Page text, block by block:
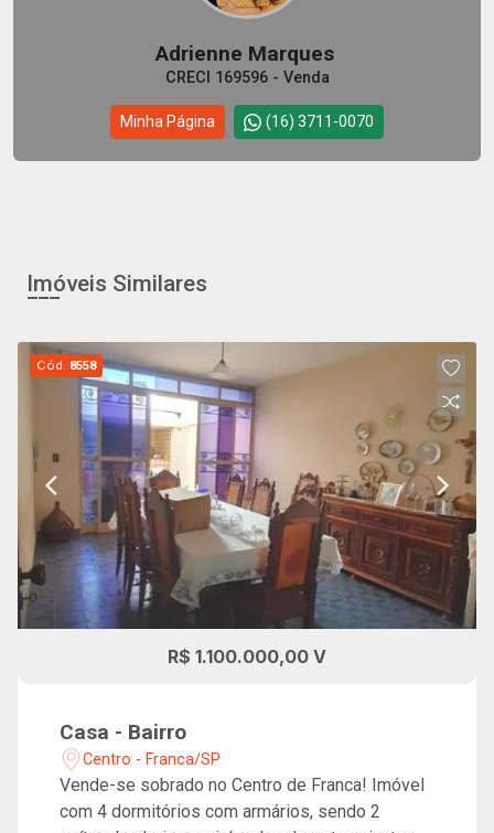
Adrienne Marques
CRECI 169596 - Venda
Minha Página (16) 3711-0070
Imóveis Similares
Cód. 8558
R$ 1.100.000,00 V
Casa - Bairro
Centro - Franca/SP
Vende-se sobrado no Centro de Franca! Imóvel
com 4 dormitórios com armários, sendo 2